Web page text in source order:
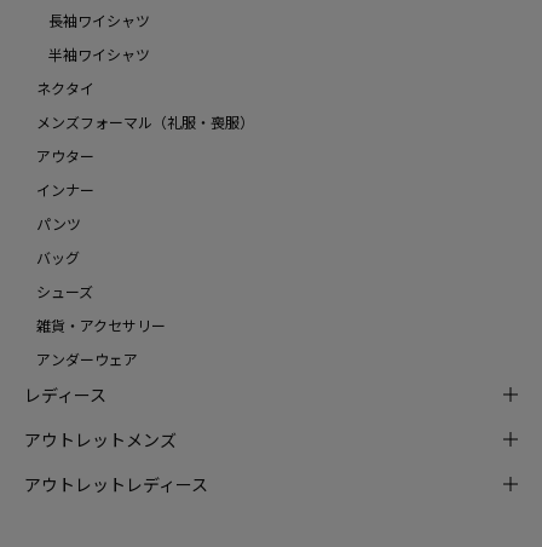
長袖ワイシャツ
半袖ワイシャツ
ネクタイ
メンズフォーマル（礼服・喪服）
アウター
インナー
パンツ
バッグ
シューズ
雑貨・アクセサリー
アンダーウェア
レディース
アウトレットメンズ
アウトレットレディース